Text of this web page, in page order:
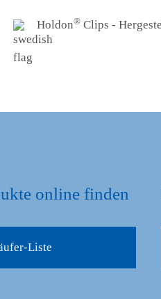
Holdon® Clips -
online finden
Liste